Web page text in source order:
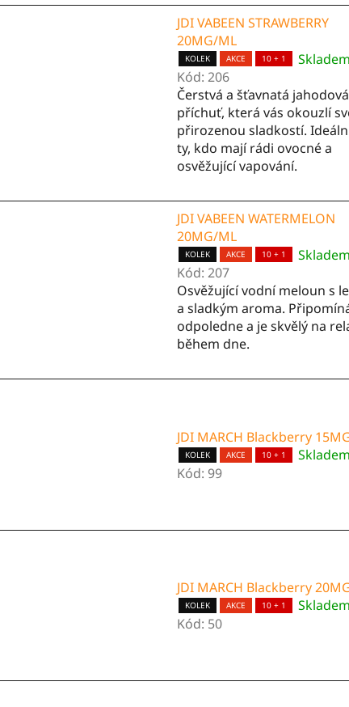
JDI VABEEN STRAWBERRY
20MG/ML
KOLEK AKCE 10 + 1
Skladem
Kód: 206
Čerstvá a šťavnatá jahodová
příchuť, která vás okouzlí
přirozenou sladkostí.
ty, kdo mají rádi ovocné a
osvěžující vapování.
JDI VABEEN WATERMELON
20MG/ML
KOLEK AKCE 10 + 1
Skladem
Kód: 207
Osvěžující vodní meloun s
a sladkým aroma.
odpoledne a je skvělý na
během dne.
JDI MARCH Blackberry
KOLEK AKCE 10 + 1
Skladem
Kód: 99
JDI MARCH Blackberry
KOLEK AKCE 10 + 1
Skladem
Kód: 50